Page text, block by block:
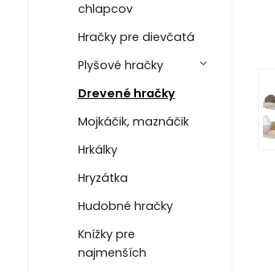
chlapcov
Hračky pre dievčatá
Plyšové hračky
Drevené hračky
Mojkáčik, maznáčik
Hrkálky
Hryzátka
Hudobné hračky
Knížky pre
najmenších